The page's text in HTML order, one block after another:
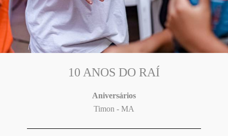
10 ANOS DO RAÍ
Aniversários
Timon - MA